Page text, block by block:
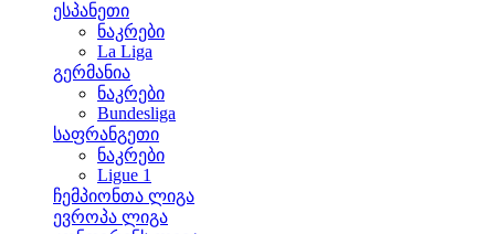
ესპანეთი
ნაკრები
La Liga
გერმანია
ნაკრები
Bundesliga
საფრანგეთი
ნაკრები
Ligue 1
ჩემპიონთა ლიგა
ევროპა ლიგა